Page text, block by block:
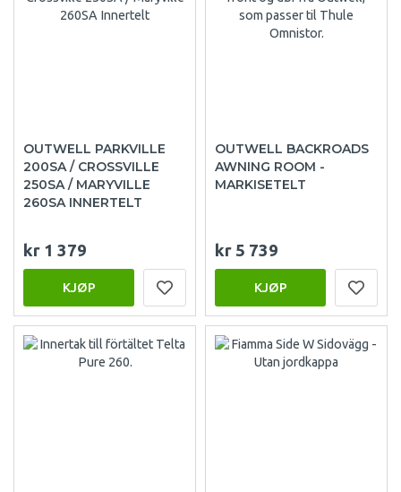
OUTWELL PARKVILLE
200SA / CROSSVILLE
250SA / MARYVILLE
260SA INNERTELT
kr 1 379
KJØP
OUTWELL BACKROADS
AWNING ROOM -
MARKISETELT
kr 5 739
KJØP